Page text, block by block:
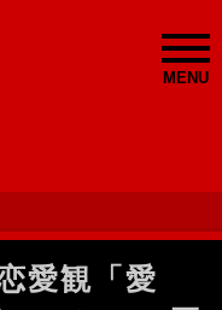
MENU
愛観「愛